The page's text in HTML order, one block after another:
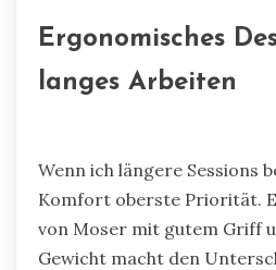
Ergonomisches
langes Arbeiten
Wenn ich längere Sessions
Komfort oberste Priorität.
von Moser mit gutem Griff
Gewicht macht den